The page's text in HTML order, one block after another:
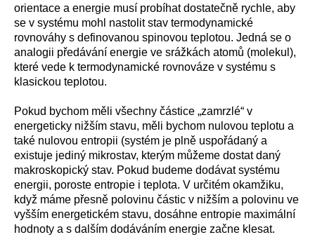
orientace a energie musí probíhat dostatečně rychle, aby
se v systému mohl nastolit stav termodynamické
rovnováhy s definovanou spinovou teplotou. Jedná se o
analogii předávání energie ve srážkách atomů (molekul),
které vede k termodynamické rovnováze v systému s
klasickou teplotou.
Pokud bychom měli všechny částice „zamrzlé“ v
energeticky nižším stavu, měli bychom nulovou teplotu a
také nulovou entropii (systém je plně uspořádaný a
existuje jediný mikrostav, kterým můžeme dostat daný
makroskopický stav. Pokud budeme dodávat systému
energii, poroste entropie i teplota. V určitém okamžiku,
když máme přesně polovinu částic v nižším a polovinu ve
vyšším energetickém stavu, dosáhne entropie maximální
hodnoty a s dalším dodáváním energie začne klesat.